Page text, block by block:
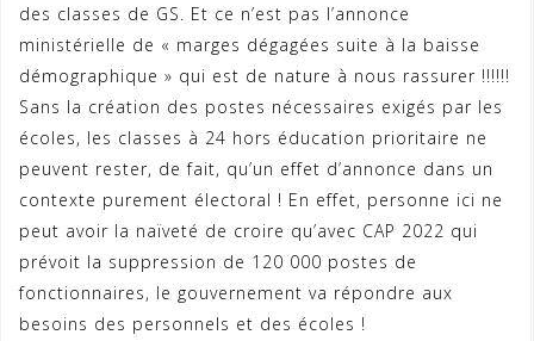
des classes de GS. Et ce n’est pas l’annonce
ministérielle de « marges dégagées suite à la baisse
démographique » qui est de nature à nous rassurer !!!!!!
Sans la création des postes nécessaires exigés par les
écoles, les classes à 24 hors éducation prioritaire ne
peuvent rester, de fait, qu’un effet d’annonce dans un
contexte purement électoral ! En effet, personne ici ne
peut avoir la naïveté de croire qu’avec CAP 2022 qui
prévoit la suppression de 120 000 postes de
fonctionnaires, le gouvernement va répondre aux
besoins des personnels et des écoles !